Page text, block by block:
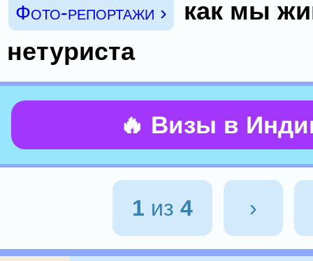
Фото-репортажи ›
как мы
нетуриста
🔥 Визы в
1 из 4 ›